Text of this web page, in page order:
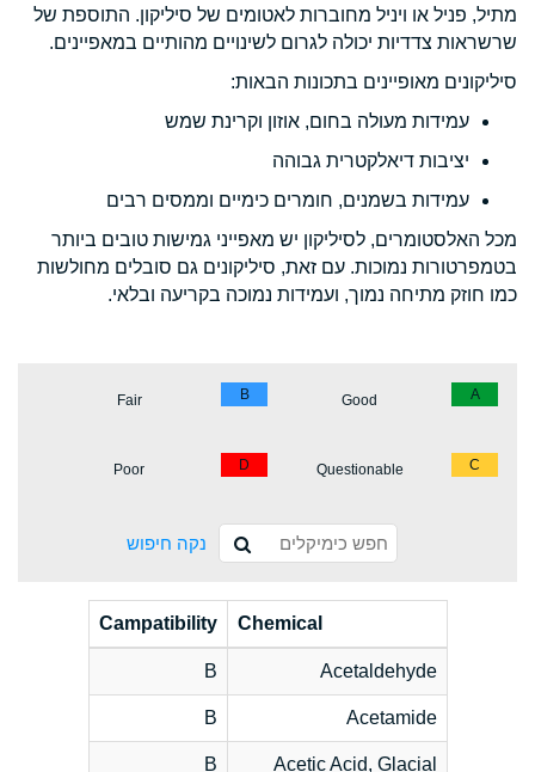
מתיל, פניל או ויניל מחוברות לאטומים של סיליקון. התוספת של
שרשראות צדדיות יכולה לגרום לשינויים מהותיים במאפיינים.
סיליקונים מאופיינים בתכונות הבאות:
עמידות מעולה בחום, אוזון וקרינת שמש
יציבות דיאלקטרית גבוהה
עמידות בשמנים, חומרים כימיים וממסים רבים
מכל האלסטומרים, לסיליקון יש מאפייני גמישות טובים ביותר
בטמפרטורות נמוכות. עם זאת, סיליקונים גם סובלים מחולשות
כמו חוזק מתיחה נמוך, ועמידות נמוכה בקריעה ובלאי.
A
Good
B
Fair
C
Questionable
D
Poor
נקה חיפוש
Chemical
Campatibility
Acetaldehyde
B
Acetamide
B
Acetic Acid, Glacial
B